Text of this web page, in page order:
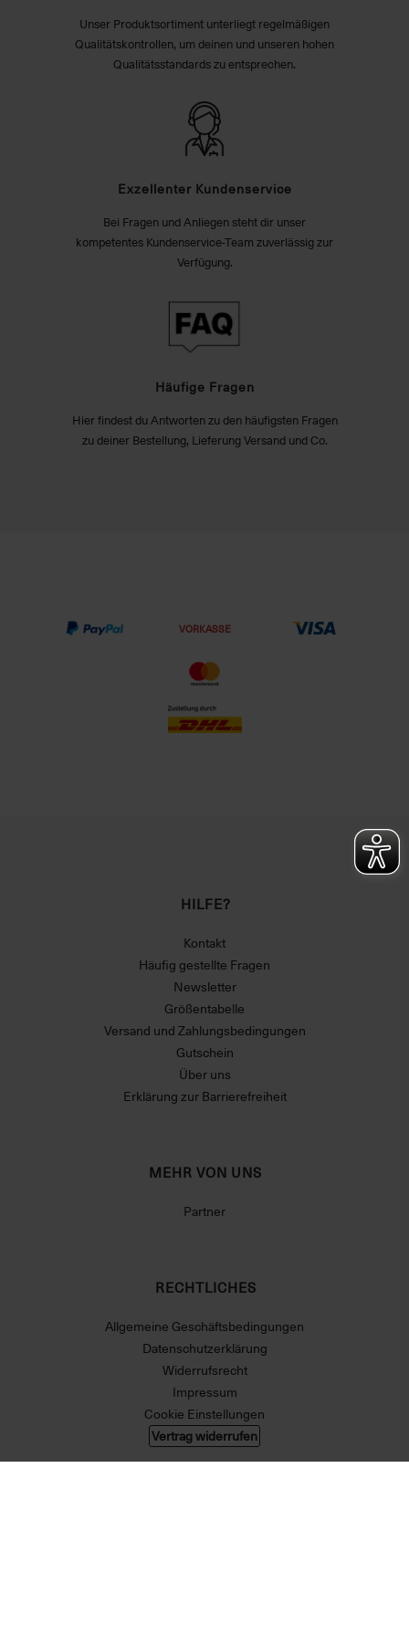
Unser Produktsortiment unterliegt regelmäßigen
Qualitätskontrollen, um deinen und unseren hohen
Qualitätsstandards zu entsprechen.
Exzellenter Kundenservice
Bei Fragen und Anliegen steht dir unser
kompetentes Kundenservice-Team zuverlässig zur
Verfügung.
Häufige Fragen
Hier findest du Antworten zu den häufigsten Fragen
zu deiner Bestellung, Lieferung Versand und Co.
VORKASSE
HILFE?
Kontakt
Häufig gestellte Fragen
Newsletter
Größentabelle
Versand und Zahlungsbedingungen
Gutschein
Über uns
Erklärung zur Barrierefreiheit
MEHR VON UNS
Partner
RECHTLICHES
Allgemeine Geschäftsbedingungen
Datenschutzerklärung
Widerrufsrecht
Impressum
Cookie Einstellungen
Vertrag widerrufen